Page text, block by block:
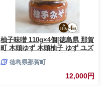
柚子味噌 110g×4個[徳島県 那賀
町 木頭ゆず 木頭柚子 ゆず ユズ
熟成味噌 みそ汁 味噌汁 スープ
食品 和食 調味料 料理 調理 万
能 万能調味料 重宝 お中元 お歳
徳島県那賀町
12,000円